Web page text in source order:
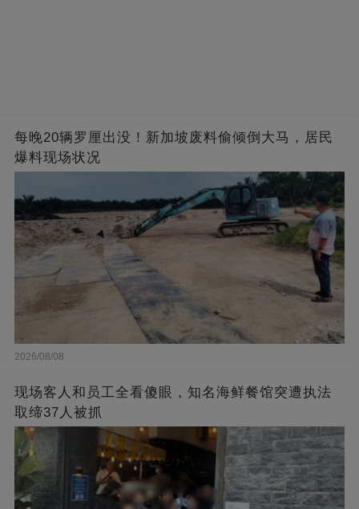
每晚20辆罗厘出没！新加坡废料偷倾倒大马，居民
爆料现场状况
2026/08/08
现场客人和员工全看傻眼，知名海鲜餐馆突遭执法
取缔37人被抓